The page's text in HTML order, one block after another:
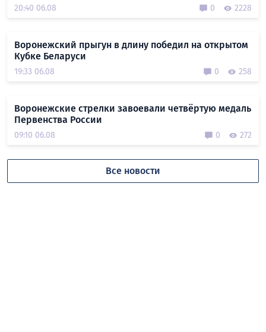
20:40 06.08 0 2228
Воронежский прыгун в длину победил на открытом
Кубке Беларуси
19:33 06.08 0 258
Воронежские стрелки завоевали четвёртую медаль
Первенства России
09:10 06.08 0 272
Все новости